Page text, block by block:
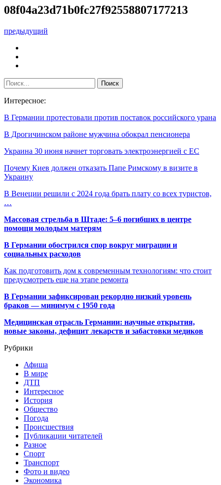
08f04a23d71b0fc27f92558807177213
предыдущий
Интересное:
В Германии протестовали против поставок российского урана
В Дрогичинском районе мужчина обокрал пенсионера
Украина 30 июня начнет торговать электроэнергией с ЕС
Почему Киев должен отказать Папе Римскому в визите в
Украину
В Венеции решили с 2024 года брать плату со всех туристов,
…
Массовая стрельба в Штаде: 5–6 погибших в центре
помощи молодым матерям
В Германии обострился спор вокруг миграции и
социальных расходов
Как подготовить дом к современным технологиям: что стоит
предусмотреть еще на этапе ремонта
В Германии зафиксирован рекордно низкий уровень
браков — минимум с 1950 года
Медицинская отрасль Германии: научные открытия,
новые законы, дефицит лекарств и забастовки медиков
Рубрики
Афиша
В мире
ДТП
Интересное
История
Общество
Погода
Происшествия
Публикации читателей
Разное
Спорт
Транспорт
Фото и видео
Экономика